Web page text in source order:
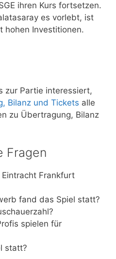
ihren Kurs fortsetzen.
es vorlebt, ist
hohen Investitionen.
zur Partie interessiert,
Bilanz und Tickets alle
zu Übertragung, Bilanz
Fragen
Frankfurt
fand das Spiel statt?
spielen für
statt?